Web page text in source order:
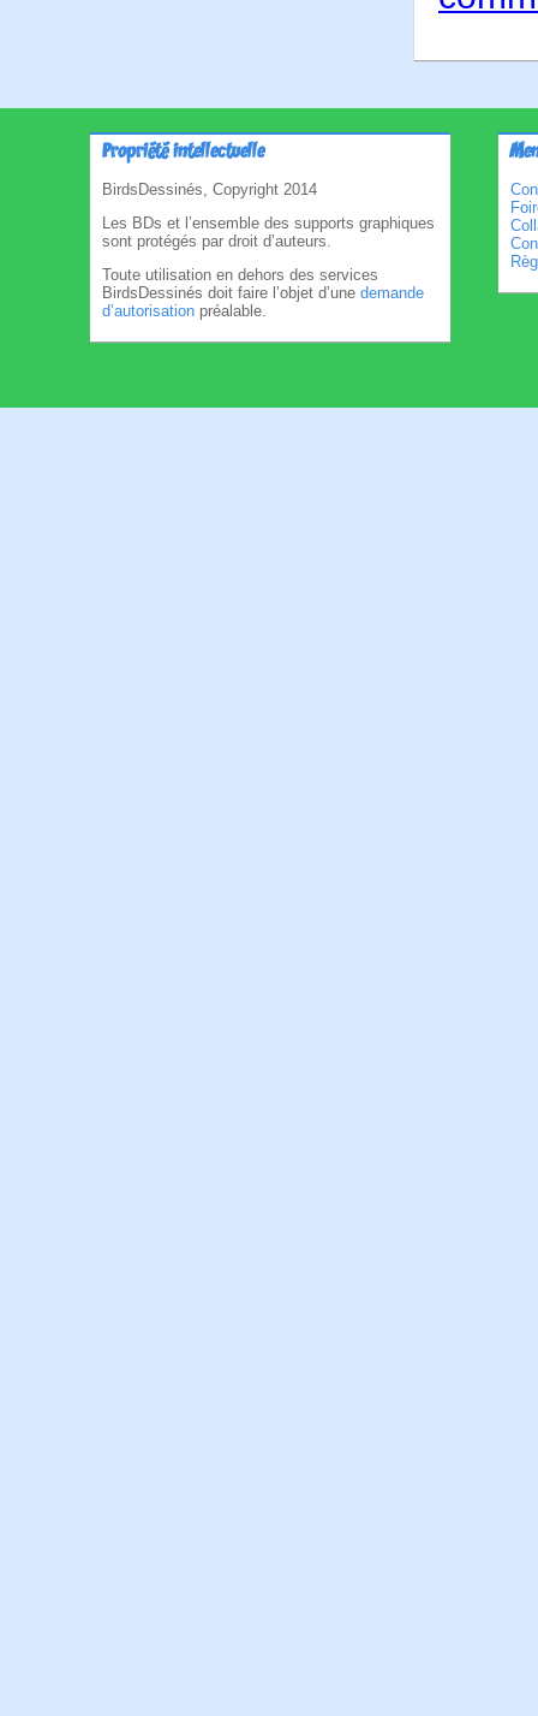
Propriété intellectuelle
BirdsDessinés, Copyright 2014
Les BDs et l’ensemble des supports graphiques
sont protégés par droit d’auteurs.
Toute utilisation en dehors des services
BirdsDessinés doit faire l’objet d’une demande
d’autorisation préalable.